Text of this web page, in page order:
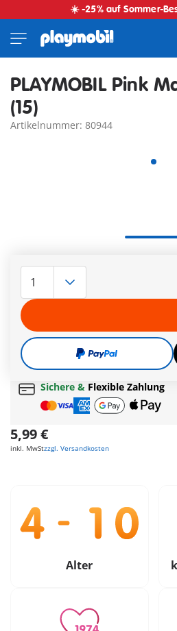
☀️ -25% auf Sommer-
PLAYMOBIL Pink
(15)
Artikelnummer: 80944
Extra: Engel + Glitzer-Tattoos
Weitere Informationen
Gratis Versandab55€
Bestellwert
Sichere & Flexible Zahlung
5,99 €
inkl. MwStzzgl. Versandkosten
Alter